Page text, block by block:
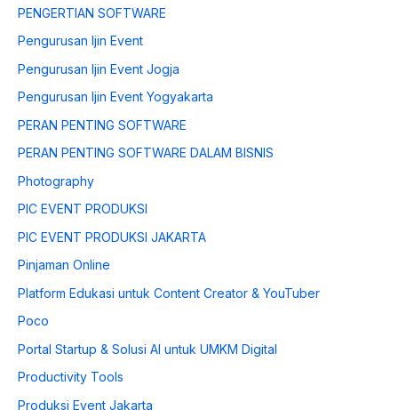
PENGERTIAN SOFTWARE
Pengurusan Ijin Event
Pengurusan Ijin Event Jogja
Pengurusan Ijin Event Yogyakarta
PERAN PENTING SOFTWARE
PERAN PENTING SOFTWARE DALAM BISNIS
Photography
PIC EVENT PRODUKSI
PIC EVENT PRODUKSI JAKARTA
Pinjaman Online
Platform Edukasi untuk Content Creator & YouTuber
Poco
Portal Startup & Solusi AI untuk UMKM Digital
Productivity Tools
Produksi Event Jakarta